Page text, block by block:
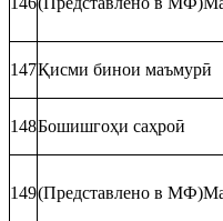
147Қисми бинои маъмурӣ
148Бошишгоҳи саҳроӣ
149(Представлено в